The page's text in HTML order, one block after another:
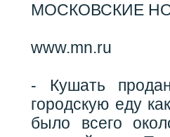
МОСКОВСКИЕ
www.mn.ru
- Кушать
городскую еду
было всего